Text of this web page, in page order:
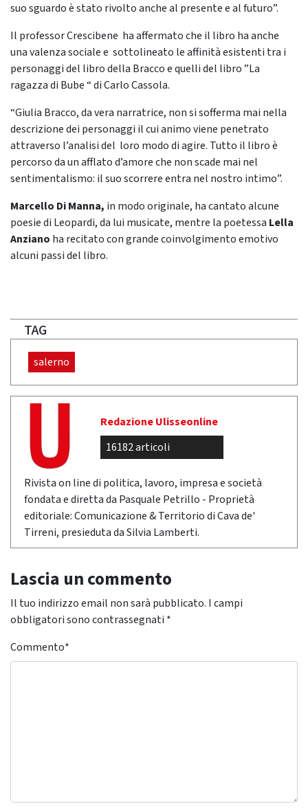
suo sguardo è stato rivolto anche al presente e al futuro”.
Il professor Crescibene ha affermato che il libro ha anche
una valenza sociale e sottolineato le affinità esistenti tra i
personaggi del libro della Bracco e quelli del libro ”La
ragazza di Bube “ di Carlo Cassola.
“Giulia Bracco, da vera narratrice, non si sofferma mai nella
descrizione dei personaggi il cui animo viene penetrato
attraverso l’analisi del loro modo di agire. Tutto il libro è
percorso da un afflato d’amore che non scade mai nel
sentimentalismo: il suo scorrere entra nel nostro intimo”.
Marcello Di Manna, in modo originale, ha cantato alcune
poesie di Leopardi, da lui musicate, mentre la poetessa Lella
Anziano ha recitato con grande coinvolgimento emotivo
alcuni passi del libro.
TAG
salerno
Redazione Ulisseonline
16182 articoli
Rivista on line di politica, lavoro, impresa e società
fondata e diretta da Pasquale Petrillo - Proprietà
editoriale: Comunicazione & Territorio di Cava de'
Tirreni, presieduta da Silvia Lamberti.
Lascia un commento
Il tuo indirizzo email non sarà pubblicato. I campi
obbligatori sono contrassegnati *
Commento*